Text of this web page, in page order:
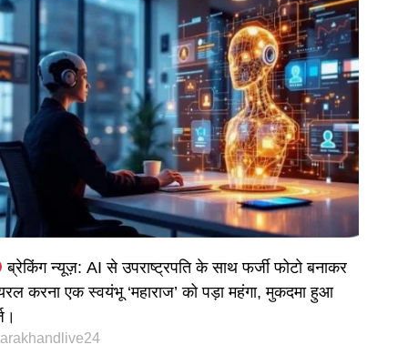
ब्रेकिंग न्यूज़: AI से उपराष्ट्रपति के साथ फर्जी फोटो बनाकर
करना एक स्वयंभू ‘महाराज’ को पड़ा महंगा, मुकदमा हुआ